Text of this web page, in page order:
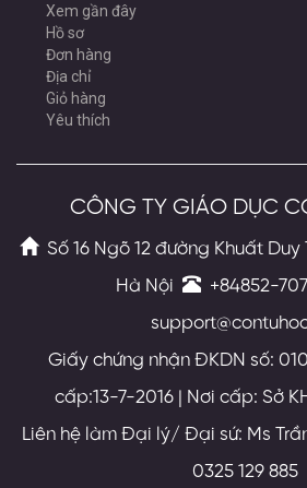
Xem gần đây
Hồ sơ
Đơn hàng
Địa chỉ
Giỏ hàng
Yêu thích
CÔNG TY GIÁO DỤC
Số 16 Ngõ 12 đường Khuất Duy
Hà Nội
+84852-
Giấy chứng nhận ĐKDN số:
cấp:13-7-2016 | Nơi cấp: Sở
Liên hệ làm Đại lý/ Đại sứ: Ms
0325 129 885